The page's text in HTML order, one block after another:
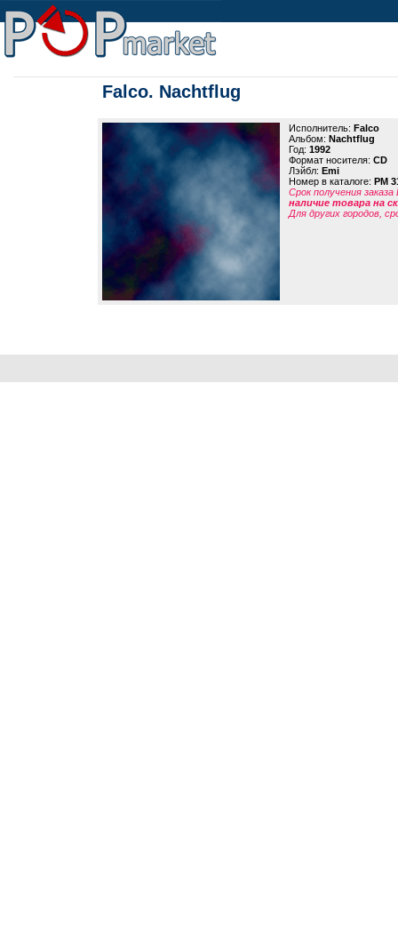
Falco. Nachtflug
Исполнитель: Falco
Альбом: Nachtflug
Год: 1992
Формат носителя: CD
Лэйбл: Emi
Номер в каталоге: PM
Срок получения
наличие товара на
Для других городов,